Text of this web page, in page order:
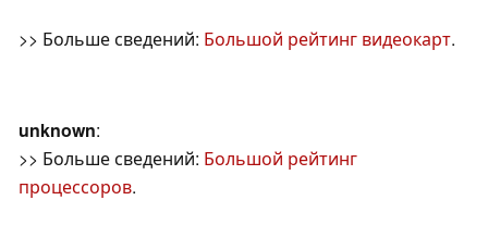
>> Больше сведений: Большой рейтинг видеокарт.
unknown:
>> Больше сведений: Большой рейтинг
процессоров.